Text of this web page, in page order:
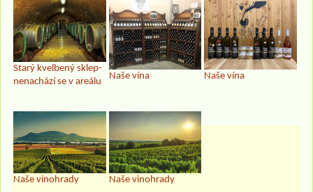
Starý kvelbený sklep-
nenachází se v areálu
Naše vína Naše vína
Naše vinohrady Naše vinohrady